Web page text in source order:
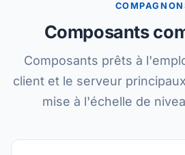
Composants
Composants prêts à
client et le serveur
mise à l'échelle de